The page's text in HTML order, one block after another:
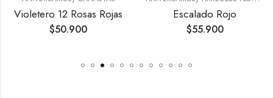
Violetero 12 Rosas Rojas
50.900
Escalado Rojo
55.900